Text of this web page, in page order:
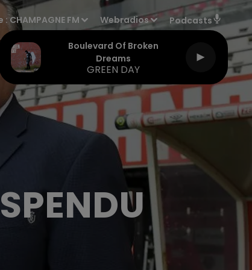
: CHAMPAGNE FM Webradios Podcasts
Boulevard Of Broken
Dreams
GREEN DAY